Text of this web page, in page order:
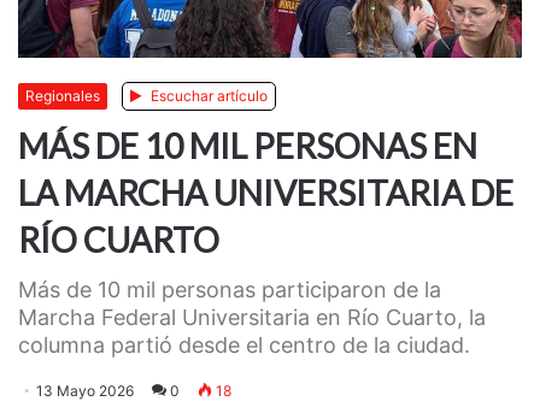
Regionales Escuchar artículo
MÁS DE 10 MIL PERSONAS EN
LA MARCHA UNIVERSITARIA DE
RÍO CUARTO
Más de 10 mil personas participaron de la
Marcha Federal Universitaria en Río Cuarto, la
columna partió desde el centro de la ciudad.
13 Mayo 2026 0 18